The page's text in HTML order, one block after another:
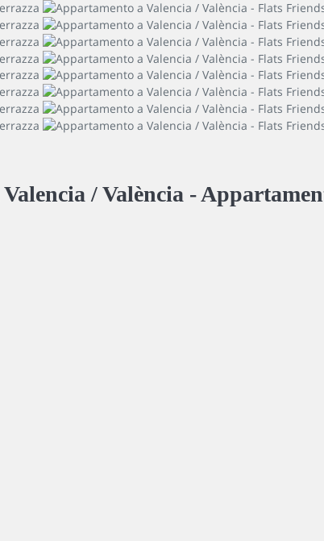
Valencia / València -